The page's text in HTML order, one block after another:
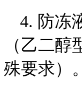
4. 防冻
（乙二
殊要求）